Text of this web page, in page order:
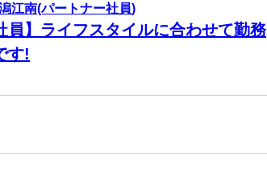
江南(パートナー社員)
員】ライフスタイルに合わせて勤務
す!